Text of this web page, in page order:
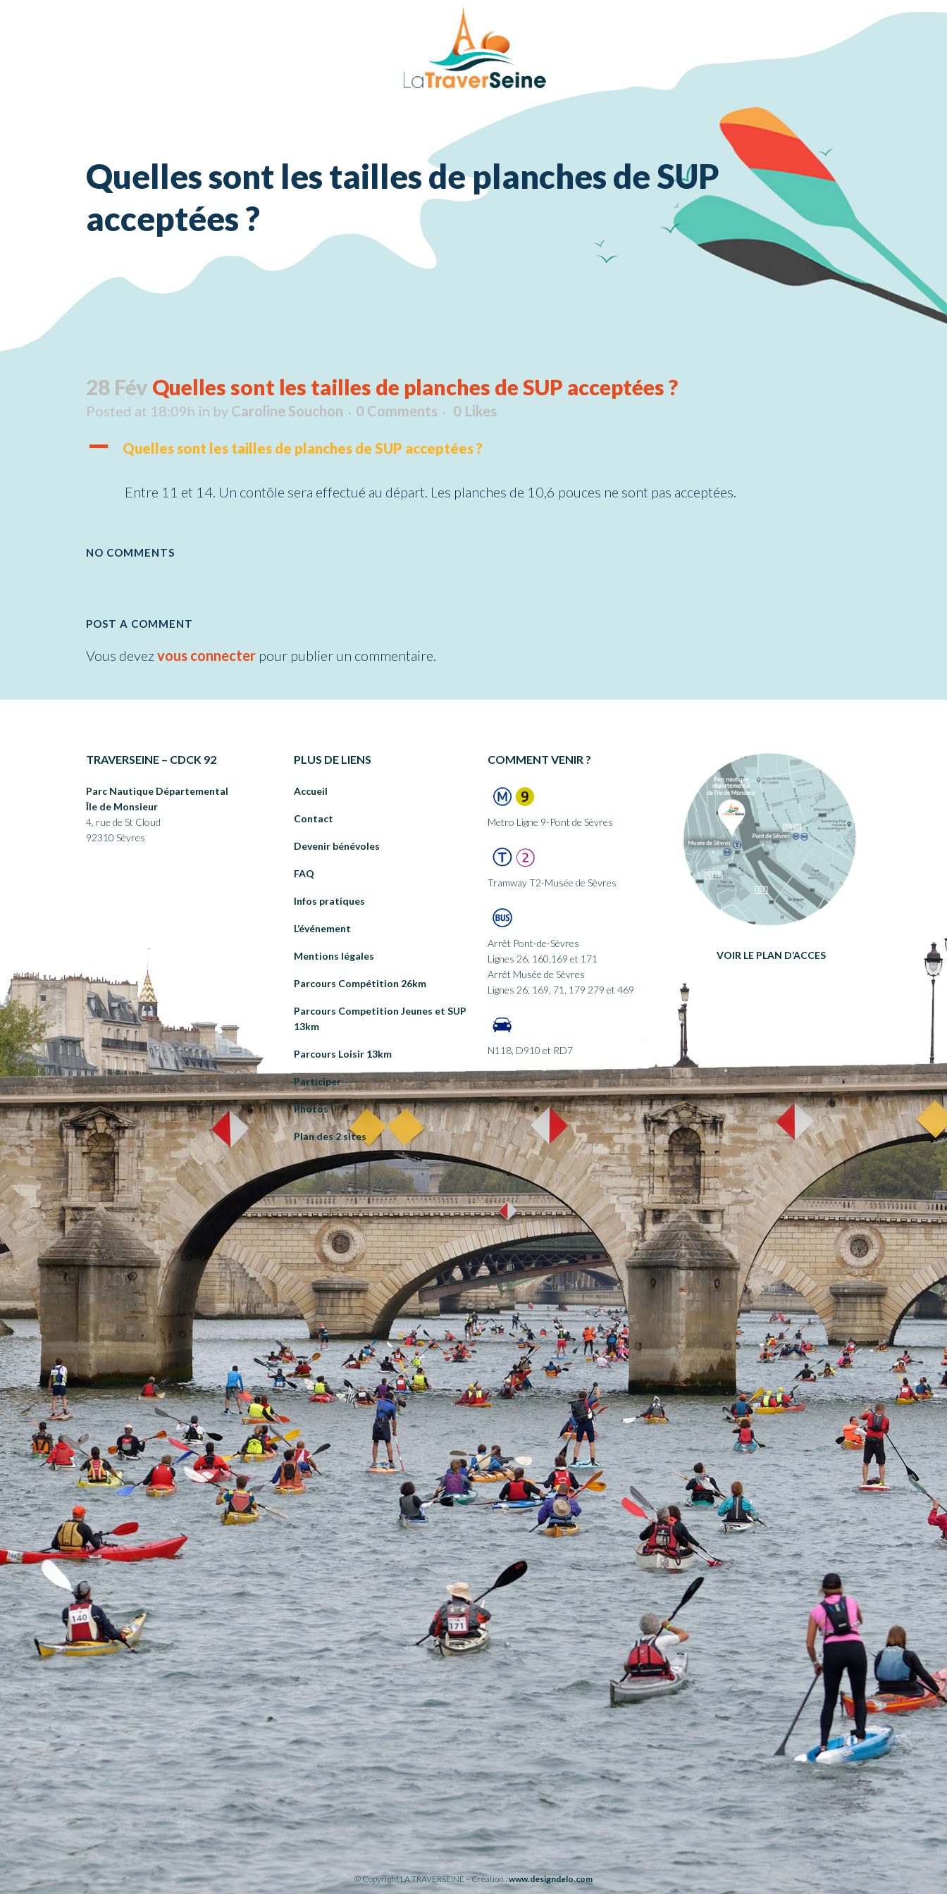
Quelles sont les tailles de planches de SUP
acceptées ?
28 Fév Quelles sont les tailles de planches de SUP acceptées ?
Posted at 18:09h in by Caroline Souchon 0 Comments 0 Likes
A Quelles sont les tailles de planches de SUP acceptées ?
Entre 11 et 14. Un contôle sera effectué au départ. Les planches de 10,6 pouces ne sont pas acceptées.
NO COMMENTS
POST A COMMENT
Vous devezvous connecter pour publier un commentaire.
TRAVERSEINE – CDCK 92
Parc Nautique Départemental
Île de Monsieur
4, rue de St Cloud
92310 Sèvres
PLUS DE LIENS
Accueil
Contact
Devenir bénévoles
FAQ
Infos pratiques
L’événement
Mentions légales
Parcours Compétition 26km
Parcours Competition Jeunes et SUP
13km
Parcours Loisir 13km
Participer
Photos
Plan des 2 sites
COMMENT VENIR ?
Metro Ligne 9-Pont de Sèvres
Tramway T2-Musée de Sèvres
Arrêt Pont-de-Sèvres
Lignes 26, 160,169 et 171
Arrêt Musée de Sèvres
Lignes 26, 169, 71, 179 279 et 469
N118, D910 et RD7
VOIR LE PLAN D’ACCES
© Copyright LA TRAVERSEINE – Création : www.designdelo.com